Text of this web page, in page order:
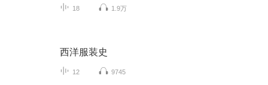
18 1.9万
西洋服装史
12 9745